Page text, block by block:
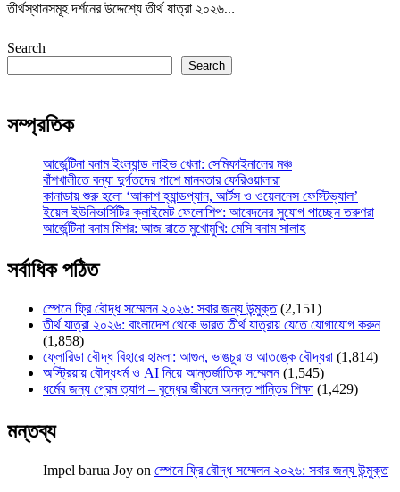
তীর্থস্থানসমূহ দর্শনের উদ্দেশ্যে তীর্থ যাত্রা ২০২৬…
Search
Search
সম্প্রতিক
আর্জেন্টিনা বনাম ইংল্যান্ড লাইভ খেলা: সেমিফাইনালের মঞ্চ
বাঁশখালীতে বন্যা দুর্গতদের পাশে মানবতার ফেরিওয়ালারা
কানাডায় শুরু হলো ‘আকাশ হ্যান্ডপ্যান, আর্টস ও ওয়েলনেস ফেস্টিভ্যাল’
ইয়েল ইউনিভার্সিটির ক্লাইমেট ফেলোশিপ: আবেদনের সুযোগ পাচ্ছেন তরুণরা
আর্জেন্টিনা বনাম মিশর: আজ রাতে মুখোমুখি: মেসি বনাম সালাহ
সর্বাধিক পঠিত
স্পেনে ফ্রি বৌদ্ধ সম্মেলন ২০২৬: সবার জন্য উন্মুক্ত (2,151)
তীর্থ যাত্রা ২০২৬: বাংলাদেশ থেকে ভারত তীর্থ যাত্রায় যেতে যোগাযোগ করুন
(1,858)
ফ্লোরিডা বৌদ্ধ বিহারে হামলা: আগুন, ভাঙচুর ও আতঙ্কে বৌদ্ধরা (1,814)
অস্ট্রিয়ায় বৌদ্ধধর্ম ও AI নিয়ে আন্তর্জাতিক সম্মেলন (1,545)
ধর্মের জন্য প্রেম ত্যাগ – বুদ্ধের জীবনে অনন্ত শান্তির শিক্ষা (1,429)
মন্তব্য
Impel barua Joy on স্পেনে ফ্রি বৌদ্ধ সম্মেলন ২০২৬: সবার জন্য উন্মুক্ত